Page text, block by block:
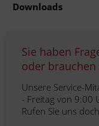
Downloads
Sie haben
oder brauchen
Unsere Service-
- Freitag von 9:00
Rufen Sie uns